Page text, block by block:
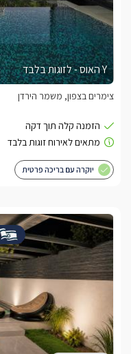
Y האוס - לזוגות בלבד
צימרים בצפון, משמר הירדן
יוקרה עם בריכה פרטית